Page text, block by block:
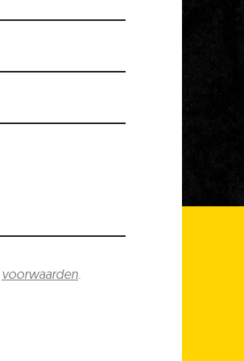
voorwaarden.